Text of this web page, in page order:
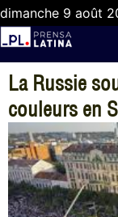
dimanche 9 août
La Russie
couleurs en